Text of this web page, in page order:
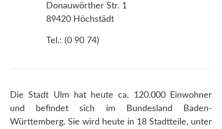
Donauwörther Str. 1
89420 Höchstädt
Tel.: (0 90 74)
Die Stadt Ulm hat heute ca. 120.000 Einwohner
und befindet sich im Bundesland Baden-
Württemberg. Sie wird heute in 18 Stadtteile, unter